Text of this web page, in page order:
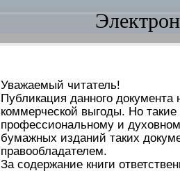
Уважаемый читатель!
Публикация данного документа
коммерческой выгоды. Но
профессиональному и
бумажных изданий таких
правообладателем.
За содержание книги